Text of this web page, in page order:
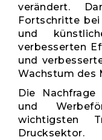
verändert.
Fortschritte
und
verbesserten
und
Wachstum des
Die Nachfrage
und
wichtigsten